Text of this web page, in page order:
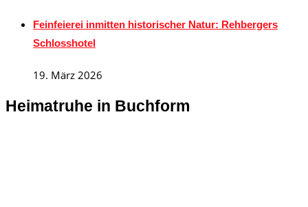
Feinfeierei inmitten historischer Natur: Rehbergers
Schlosshotel
19. März 2026
Heimatruhe in Buchform